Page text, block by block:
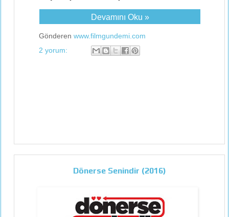
Devamını Oku »
Gönderen www.filmgundemi.com
2 yorum:
Dönerse Senindir (2016)